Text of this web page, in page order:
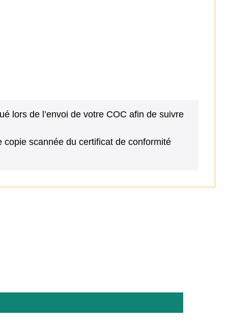
lors de l’envoi de votre COC afin de suivre
scannée du certificat de conformité